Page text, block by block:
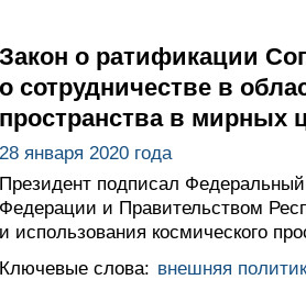
Закон о ратификации
о сотрудничестве в
пространства в мирных
28 января 2020 года
Президент подписал
Федерации и Правительством
и использования космического
Ключевые слова: внешняя